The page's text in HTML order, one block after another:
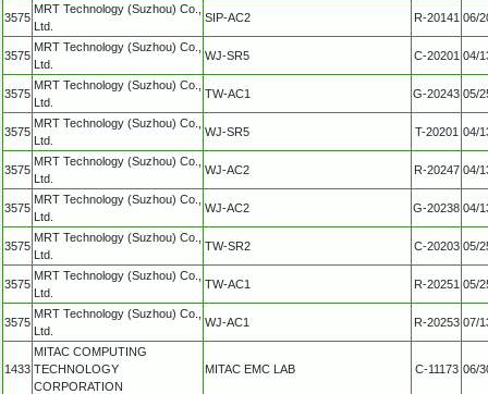
3575
MRT Technology (Suzhou) Co.,
Ltd.
SIP-AC2 R-20141 06/
3575
MRT Technology (Suzhou) Co.,
Ltd.
WJ-SR5 C-20201 04/
3575
MRT Technology (Suzhou) Co.,
Ltd.
TW-AC1 G-20243 05/
3575
MRT Technology (Suzhou) Co.,
Ltd.
WJ-SR5 T-20201 04/
3575
MRT Technology (Suzhou) Co.,
Ltd.
WJ-AC2 R-20247 04/
3575
MRT Technology (Suzhou) Co.,
Ltd.
WJ-AC2 G-20238 04/
3575
MRT Technology (Suzhou) Co.,
Ltd.
TW-SR2 C-20203 05/
3575
MRT Technology (Suzhou) Co.,
Ltd.
TW-AC1 R-20251 05/
3575
MRT Technology (Suzhou) Co.,
Ltd.
WJ-AC1 R-20253 07/
1433
MITAC COMPUTING
TECHNOLOGY
CORPORATION
MITAC EMC LAB C-11173 06/